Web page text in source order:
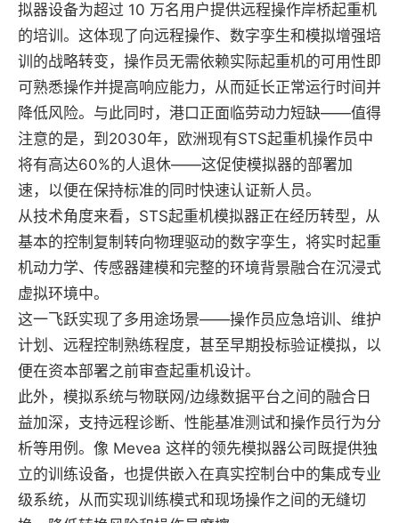
拟器设备为超过 10 万名用户提供远程操作岸桥起重机
的培训。这体现了向远程操作、数字孪生和模拟增强培
训的战略转变，操作员无需依赖实际起重机的可用性即
可熟悉操作并提高响应能力，从而延长正常运行时间并
降低风险。与此同时，港口正面临劳动力短缺——值得
注意的是，到2030年，欧洲现有STS起重机操作员中
将有高达60%的人退休——这促使模拟器的部署加
速，以便在保持标准的同时快速认证新人员。
从技术角度来看，STS起重机模拟器正在经历转型，从
基本的控制复制转向物理驱动的数字孪生，将实时起重
机动力学、传感器建模和完整的环境背景融合在沉浸式
虚拟环境中。
这一飞跃实现了多用途场景——操作员应急培训、维护
计划、远程控制熟练程度，甚至早期投标验证模拟，以
便在资本部署之前审查起重机设计。
此外，模拟系统与物联网/边缘数据平台之间的融合日
益加深，支持远程诊断、性能基准测试和操作员行为分
析等用例。像 Mevea 这样的领先模拟器公司既提供独
立的训练设备，也提供嵌入在真实控制台中的集成专业
级系统，从而实现训练模式和现场操作之间的无缝切